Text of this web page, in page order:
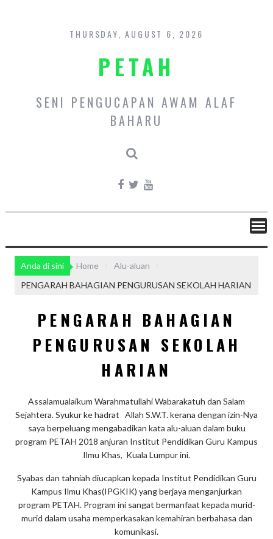
content
THURSDAY, AUGUST 6, 2026
PETAH
SENI PENGUCAPAN AWAM ALAF
BAHARU
Anda di sini Home
Alu-aluan
PENGARAH BAHAGIAN PENGURUSAN SEKOLAH HARIAN
PENGARAH BAHAGIAN
PENGURUSAN SEKOLAH
HARIAN
Assalamualaikum Warahmatullahi Wabarakatuh dan Salam
Sejahtera. Syukur ke hadrat Allah S.W.T. kerana dengan izin-Nya
saya berpeluang mengabadikan kata alu-aluan dalam buku
program PETAH 2018 anjuran Institut Pendidikan Guru Kampus
Ilmu Khas, Kuala Lumpur ini.
Syabas dan tahniah diucapkan kepada Institut Pendidikan Guru
Kampus Ilmu Khas(IPGKIK) yang berjaya menganjurkan
program PETAH. Program ini sangat bermanfaat kepada murid-
murid dalam usaha memperkasakan kemahiran berbahasa dan
komunikasi.